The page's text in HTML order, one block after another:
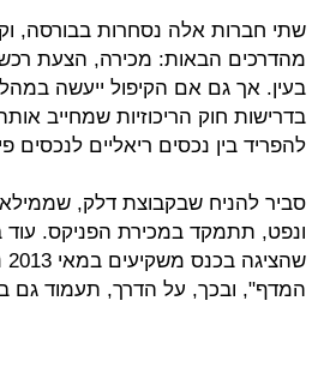
שתי חברות אלה נסחרות בבורסה,
מהדרכים הבאות: מכירה, הצעת רכש,
בעין. אך גם אם הקיפול ייעשה
בדרישות חוק הריכוזיות שמחייב
להפריד בין נכסים ריאליים לנכסים
סביר להניח שבקבוצת דלק,
ונפט, תתמקד במכירת הפניקס. עוד
המדף", ובכך, על הדרך, תעמוד גם